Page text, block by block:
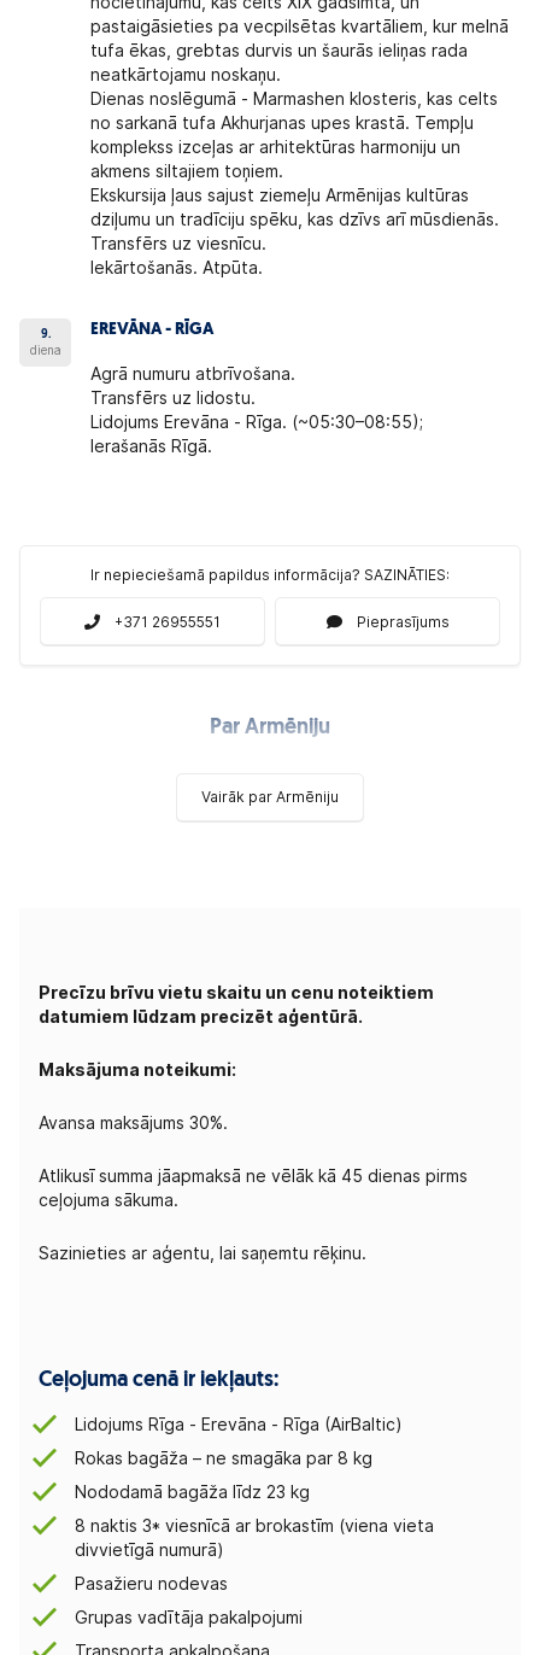
pastaigāsieties pa vecpilsētas kvartāliem, kur melnā
tufa ēkas, grebtas durvis un šaurās ieliņas rada
neatkārtojamu noskaņu.
Dienas noslēgumā - Marmashen klosteris, kas celts
no sarkanā tufa Akhurjanas upes krastā. Tempļu
komplekss izceļas ar arhitektūras harmoniju un
akmens siltajiem toņiem.
Ekskursija ļaus sajust ziemeļu Armēnijas kultūras
dziļumu un tradīciju spēku, kas dzīvs arī mūsdienās.
Transfērs uz viesnīcu.
Iekārtošanās. Atpūta.
9.
diena
EREVĀNA - RĪGA
Agrā numuru atbrīvošana.
Transfērs uz lidostu.
Lidojums Erevāna - Rīga. (~05:30–08:55);
Ierašanās Rīgā.
Ir nepieciešamā papildus informācija? SAZINĀTIES:
+371 26955551 Pieprasījums
Par Armēniju
Vairāk par Armēniju
Precīzu brīvu vietu skaitu un cenu noteiktiem
datumiem lūdzam precizēt aģentūrā.
Maksājuma noteikumi:
Avansa maksājums 30%.
Atlikusī summa jāapmaksā ne vēlāk kā 45 dienas pirms
ceļojuma sākuma.
Sazinieties ar aģentu, lai saņemtu rēķinu.
Ceļojuma cenā ir iekļauts:
Lidojums Rīga - Erevāna - Rīga (AirBaltic)
Rokas bagāža – ne smagāka par 8 kg
Nododamā bagāža līdz 23 kg
8 naktis 3* viesnīcā ar brokastīm (viena vieta
divvietīgā numurā)
Pasažieru nodevas
Grupas vadītāja pakalpojumi